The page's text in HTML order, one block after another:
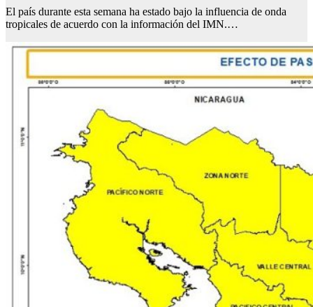
El país durante esta semana ha estado bajo la influencia de onda
tropicales de acuerdo con la información del IMN.…